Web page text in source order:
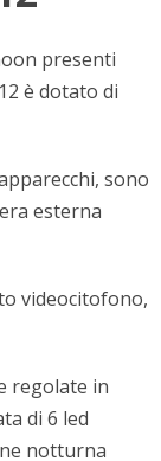
presenti
è dotato di
sono
esterna
videocitofono,
regolate in
di 6 led
notturna